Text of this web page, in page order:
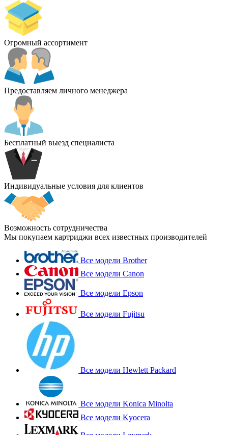
Огромный ассортимент
Предоставляем личного менеджера
Бесплатный выезд специалиста
Индивидуальные условия для клиентов
Возможность сотрудничества
Мы покупаем картриджи всех известных производителей
Все модели Brother
Все модели Canon
Все модели Epson
Все модели Fujitsu
Все модели Hewlett Packard
Все модели Konica Minolta
Все модели Kyocera